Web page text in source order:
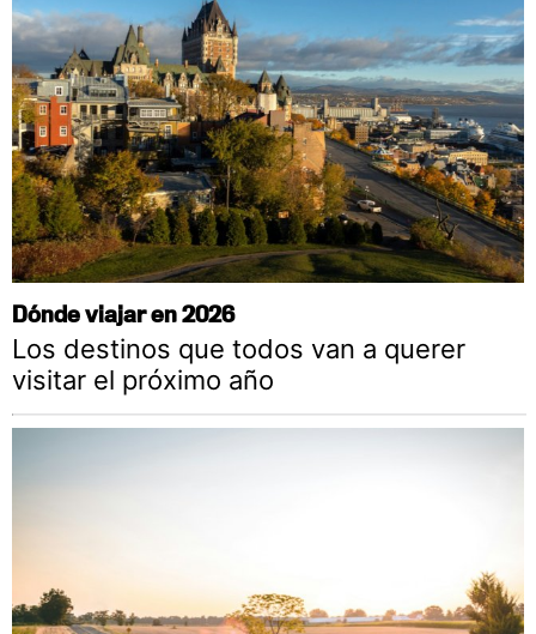
Dónde viajar en 2026
Los destinos que todos van a querer
visitar el próximo año